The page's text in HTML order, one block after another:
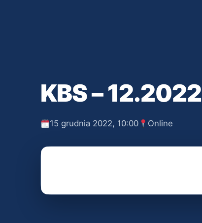
KBS – 12.2022
15 grudnia 2022, 10:00 Online